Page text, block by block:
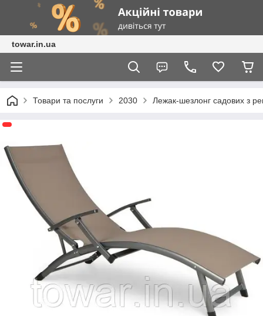
towar.in.ua
Товари та послуги 2030 Лежак-шезлонг садових з